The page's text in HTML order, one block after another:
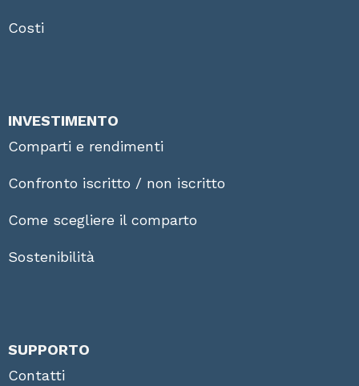
Costi
INVESTIMENTO
Comparti e rendimenti
Confronto iscritto / non iscritto
Come scegliere il comparto
Sostenibilità
SUPPORTO
Contatti